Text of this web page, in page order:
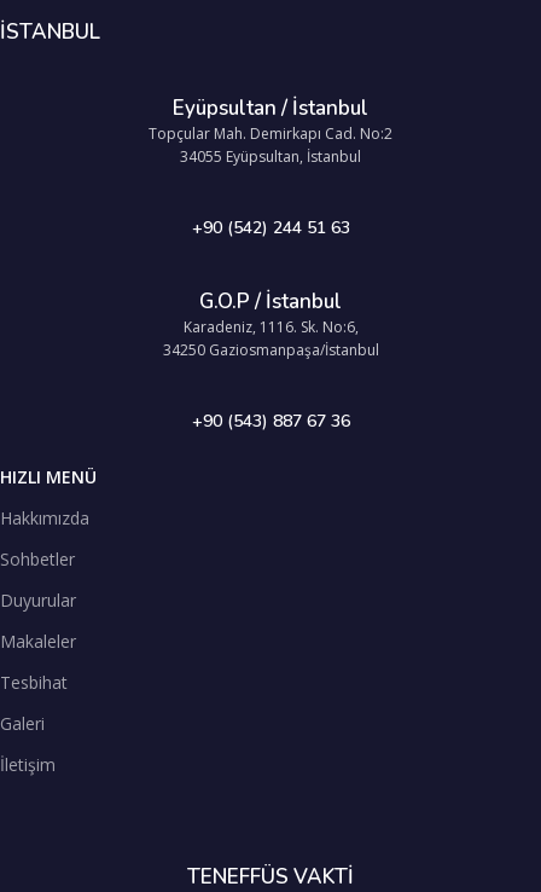
İSTANBUL
Eyüpsultan / İstanbul
Topçular Mah. Demirkapı Cad. No:2
34055 Eyüpsultan, İstanbul
+90 (542) 244 51 63
G.O.P / İstanbul
Karadeniz, 1116. Sk. No:6,
34250 Gaziosmanpaşa/İstanbul
+90 (543) 887 67 36
HIZLI MENÜ
Hakkımızda
Sohbetler
Duyurular
Makaleler
Tesbihat
Galeri
İletişim
TENEFFÜS VAKTİ